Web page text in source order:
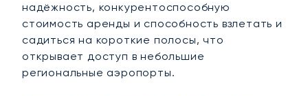
надёжность, конкурентоспособную
стоимость аренды и способность взлетать и
садиться на короткие полосы, что
открывает доступ в небольшие
региональные аэропорты.